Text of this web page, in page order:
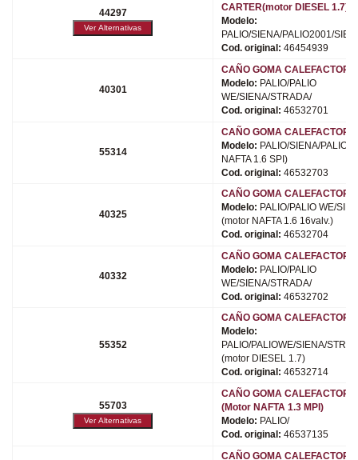
44297
CARTER(motor DIESEL
Modelo:
PALIO/SIENA/PALIO2001/
Cod. original: 46454939
40301
CAÑO GOMA CALEFACTOR
Modelo: PALIO/PALIO
WE/SIENA/STRADA/
Cod. original: 46532701
55314
CAÑO GOMA CALEFACTOR
Modelo: PALIO/SIENA/
NAFTA 1.6 SPI)
Cod. original: 46532703
40325
CAÑO GOMA CALEFACTOR
Modelo: PALIO/PALIO WE/
(motor NAFTA 1.6 16valv.)
Cod. original: 46532704
40332
CAÑO GOMA CALEFACTOR
Modelo: PALIO/PALIO
WE/SIENA/STRADA/
Cod. original: 46532702
55352
CAÑO GOMA CALEFACTOR
Modelo:
PALIO/PALIOWE/SIENA/
(motor DIESEL 1.7)
Cod. original: 46532714
55703
CAÑO GOMA CALEFACTOR
(Motor NAFTA 1.3 MPI)
Modelo: PALIO/
Cod. original: 46537135
CAÑO GOMA CALEFACTOR